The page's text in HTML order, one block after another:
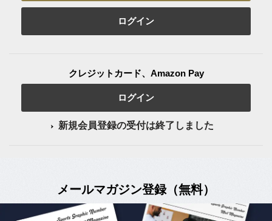
ログイン
クレジットカード、Amazon Pay
ログイン
新規会員登録の受付は終了しました
メールマガジン登録（無料）